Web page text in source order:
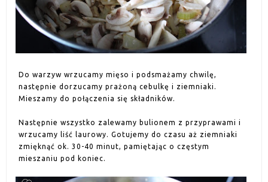
Do warzyw wrzucamy mięso i podsmażamy chwilę,
następnie dorzucamy prażoną cebulkę i ziemniaki.
Mieszamy do połączenia się składników.
Następnie wszystko zalewamy bulionem z przyprawami i
wrzucamy liść laurowy. Gotujemy do czasu aż ziemniaki
zmięknąć ok. 30-40 minut, pamiętając o częstym
mieszaniu pod koniec.